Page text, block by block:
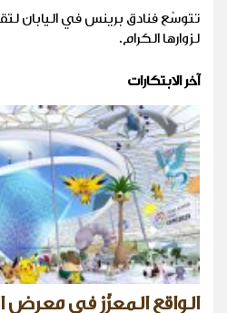
تتوسّع فنادق برينس في اليابان
لزوارها الكرام.
آخر الابتكارات
الواقع المعزّز في معرض